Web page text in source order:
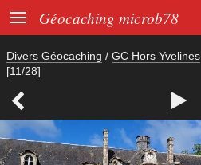
 Géocaching microb78
Divers Géocaching / GC Hors Yvelines
[11/28]
 